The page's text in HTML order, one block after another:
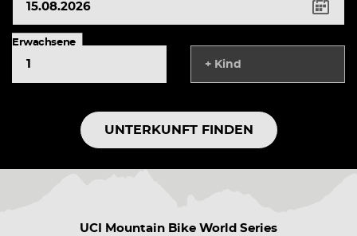
Pfeiltaste
rechts
Nächster
Tag
Nächste
Erwachsene
+ Kind
UNTERKUNFT FINDEN
UCI Mountain Bike World Series